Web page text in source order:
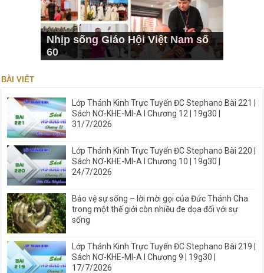
Nhịp sống Giáo Hội Việt Nam số
60
BÀI VIẾT
Lớp Thánh Kinh Trực Tuyến ĐC Stephano Bài 221 |
Sách NƠ-KHE-MI-A I Chương 12 | 19g30 |
31/7/2026
Lớp Thánh Kinh Trực Tuyến ĐC Stephano Bài 220 |
Sách NƠ-KHE-MI-A I Chương 10 | 19g30 |
24/7/2026
Bảo vệ sự sống – lời mời gọi của Đức Thánh Cha
trong một thế giới còn nhiều đe dọa đối với sự
sống
Lớp Thánh Kinh Trực Tuyến ĐC Stephano Bài 219 |
Sách NƠ-KHE-MI-A I Chương 9 | 19g30 |
17/7/2026